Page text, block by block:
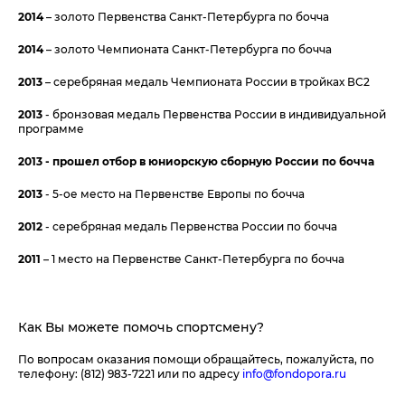
2014– золото Первенства Санкт-Петербурга по бочча
2014– золото Чемпионата Санкт-Петербурга по бочча
2013– серебряная медаль Чемпионата России в тройках ВС2
2013- бронзовая медаль Первенства России в индивидуальной
программе
2013 - прошел отбор в юниорскую сборную России по бочча
2013- 5-ое место на Первенстве Европы по бочча
2012- серебряная медаль Первенства России по бочча
2011 – 1 место на Первенстве Санкт-Петербурга по бочча
Как Вы можете помочь спортсмену?
По вопросам оказания помощи обращайтесь, пожалуйста, по
телефону: (812) 983-7221 или по адресу info@fondopora.ru